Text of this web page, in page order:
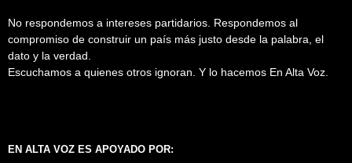
No respondemos a intereses partidarios. Respondemos al
compromiso de construir un país más justo desde la palabra, el
dato y la verdad.
Escuchamos a quienes otros ignoran. Y lo hacemos En Alta Voz.
EN ALTA VOZ ES APOYADO POR: